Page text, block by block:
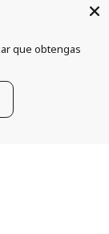
que obtengas